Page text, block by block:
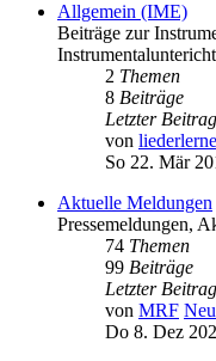
Allgemein (IME)
Beiträge zur
2 Themen
8 Beiträge
Letzter Beitrag
von
So 22. Mär
Aktuelle Meldungen
Pressemeldungen,
74 Themen
99 Beiträge
Letzter Beitrag
von MRF
Do 8. Dez